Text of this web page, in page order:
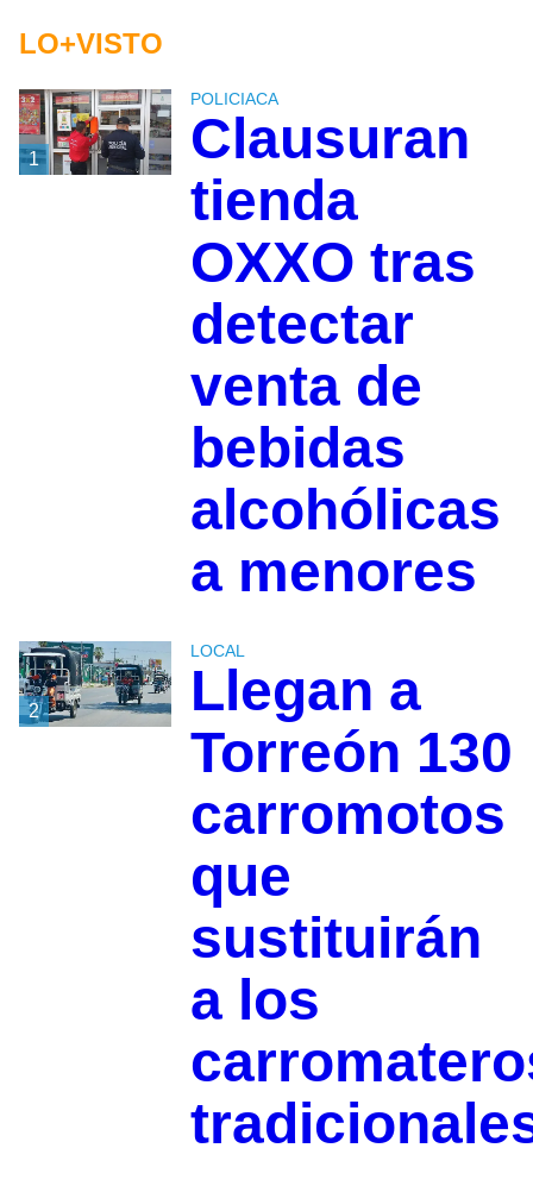
LO+VISTO
1
POLICIACA
Clausuran
tienda
OXXO tras
detectar
venta de
bebidas
alcohólicas
a menores
2
LOCAL
Llegan a
Torreón 130
carromotos
que
sustituirán
a los